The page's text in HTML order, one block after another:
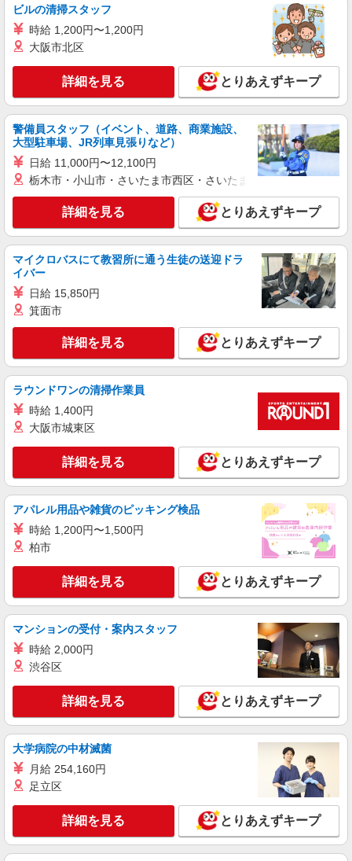
山梨県甲府市北新の小学校 （山梨県甲府市北
新1-5-1）
キープ 詳細を見る
契約社員
株式会社東洋食品/甲府市
学校給食の調理員
月給178,000円〜 試用期間：3か月 ※給与変動
なし
山梨県甲府市の小学校 （山梨県甲府市）
詳細を見る
アルバイト パート
株式会社東洋食品/甲府市
し
山梨県甲府市古府中町の小学校 （山梨県甲府
市古府中町1501）
キープ 詳細を見る
ビルの清掃スタッフ
時給 1,200円〜1,200円
大阪市北区
詳細を見る とりあえずキープ
警備員スタッフ（イベント、道路、商業施設、
大型駐車場、JR列車見張りなど）
日給 11,000円〜12,100円
栃木市・小山市・さいたま市西区・さいたま市岩槻区・久喜市・
詳細を見る とりあえずキープ
マイクロバスにて教習所に通う生徒の送迎ドラ
イバー
日給 15,850円
箕面市
詳細を見る とりあえずキープ
ラウンドワンの清掃作業員
時給 1,400円
大阪市城東区
詳細を見る とりあえずキープ
アパレル用品や雑貨のピッキング検品
時給 1,200円〜1,500円
柏市
詳細を見る とりあえずキープ
マンションの受付・案内スタッフ
時給 2,000円
渋谷区
詳細を見る とりあえずキープ
大学病院の中材滅菌
月給 254,160円
足立区
詳細を見る とりあえずキープ